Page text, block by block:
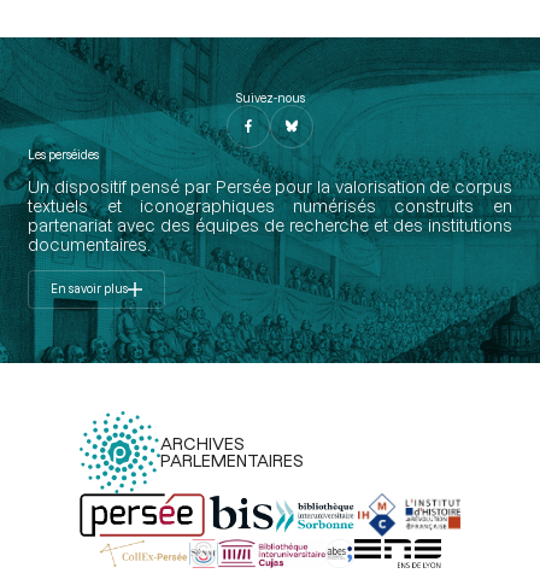
Suivez-nous
Les perséides
Un dispositif pensé par Persée pour la valorisation de corpus
textuels et iconographiques numérisés construits en
partenariat avec des équipes de recherche et des institutions
documentaires.
En savoir plus
ARCHIVES
PARLEMENTAIRES